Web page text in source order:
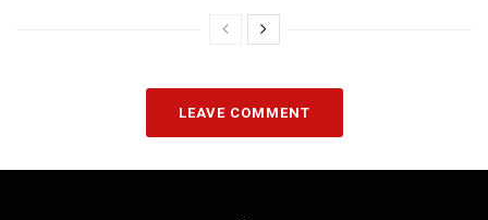
LEAVE COMMENT